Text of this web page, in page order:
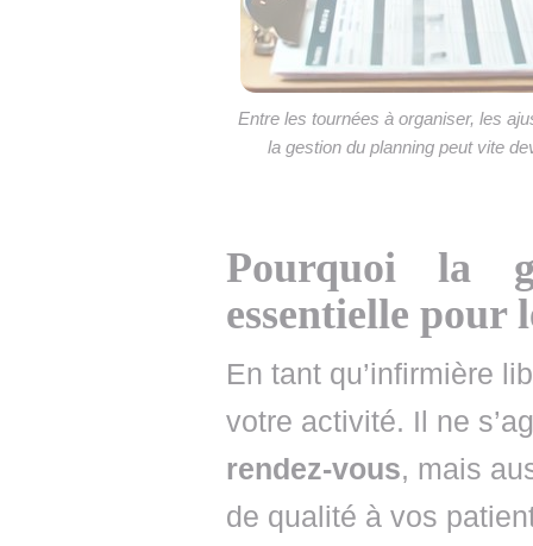
Entre les tournées à organiser, les
la gestion du planning peut vite
Pourquoi la
essentielle pour
En tant qu’infirmière
votre activité. Il ne
rendez-vous, mais
de qualité à vos